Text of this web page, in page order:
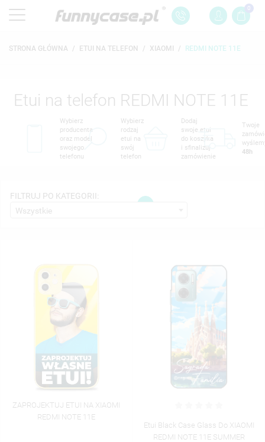
0
STRONA GŁÓWNA ETUI NA TELEFON XIAOMI REDMI NOTE 11E
Etui na telefon REDMI NOTE 11E
Wybierz
producenta
oraz model
swojego
telefonu
Wybierz
rodzaj
etui na
swój
telefon
Dodaj
swoje etui
do koszyka
i sfinalizuj
zamówienie
Twoje
48h
FILTRUJ PO KATEGORII:
Wszystkie
1
ZAPROJEKTUJ ETUI NA XIAOMI
REDMI NOTE 11E
Etui Black Case Glass Do XIAOMI
REDMI NOTE 11E SUMMER